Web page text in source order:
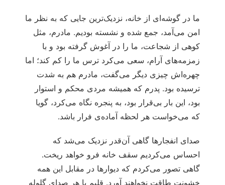
ما در گوشه‌ای از خانه، نزدیک‌ترین جایی که به نظر ما
امن می‌آمد، جمع شده و نشسته بودیم. مادرم، مثل
کوهی از شجاعت، ما را در آغوش گرفته بود و با
زمزمه‌های آرام، سعی می‌کرد ترس ما را کم کند؛ اما
چهره‌اش چیزی دیگر می‌گفت، مادرم هم به شدت
ترسیده بود. پدرم که همیشه مردی محکم و استوار
بود، این بار بی‌قرار بود، به پنجره نگاه می‌کرد، گویا
که می‌خواست هر لحظه آماده‌ی فرار باشد.
صدای انفجارها گاهی آن‌قدر نزدیک می‌شد که
احساس می‌کردیم سقف خانه فرو خواهد ریخت.
گاهی تصور می‌کردم که دیوارها در مقابل این همه
خشونت طاقت نخواهند آورد. قلبم با هر صدای گلوله